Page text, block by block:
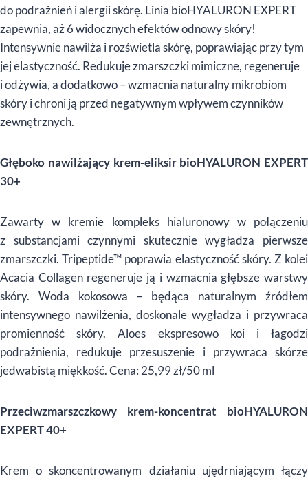
do podrażnień i alergii skórę. Linia bioHYALURON EXPERT
zapewnia, aż 6 widocznych efektów odnowy skóry!
Intensywnie nawilża i rozświetla skórę, poprawiając przy tym
jej elastyczność. Redukuje zmarszczki mimiczne, regeneruje
i odżywia, a dodatkowo – wzmacnia naturalny mikrobiom
skóry i chroni ją przed negatywnym wpływem czynników
zewnętrznych.
Głęboko nawilżający krem-eliksir bioHYALURON EXPERT
30+
Zawarty w kremie kompleks hialuronowy w połączeniu
z substancjami czynnymi skutecznie wygładza pierwsze
zmarszczki. Tripeptide™ poprawia elastyczność skóry. Z kolei
Acacia Collagen regeneruje ją i wzmacnia głębsze warstwy
skóry. Woda kokosowa – będąca naturalnym źródłem
intensywnego nawilżenia, doskonale wygładza i przywraca
promienność skóry. Aloes ekspresowo koi i łagodzi
podrażnienia, redukuje przesuszenie i przywraca skórze
jedwabistą miękkość. Cena: 25,99 zł/50 ml
Przeciwzmarszczkowy krem-koncentrat bioHYALURON
EXPERT 40+
Krem o skoncentrowanym działaniu ujędrniającym łączy